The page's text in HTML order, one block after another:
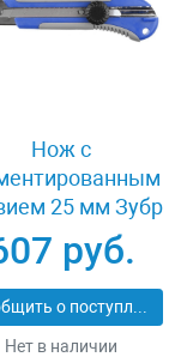
Нож с
25 мм Зубр
09175
руб.
Сообщить о поступлении
Нет в наличии